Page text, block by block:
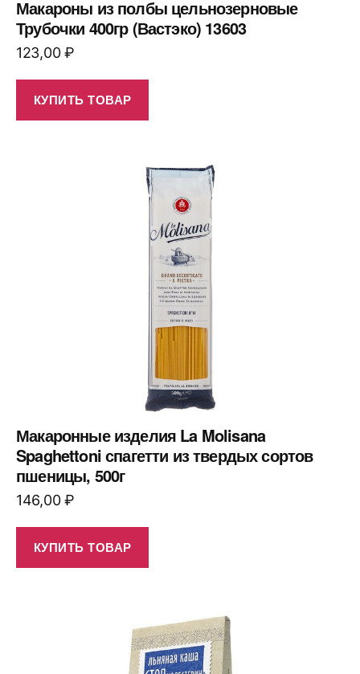
Макароны из полбы цельнозерновые
Трубочки 400гр (Вастэко) 13603
123,00₽
КУПИТЬ ТОВАР
Макаронные изделия La Molisana
Spaghettoni спагетти из твердых сортов
пшеницы, 500г
146,00₽
КУПИТЬ ТОВАР